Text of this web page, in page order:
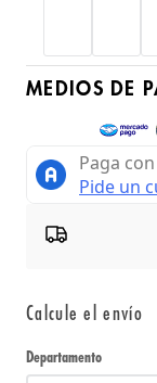
MEDIOS DE
Calcule el envío
Departamento